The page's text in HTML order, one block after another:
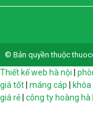
© Bản quyền thuộc
Thiết kế web hà nội
giá tốt máng cáp
giá rẻ công ty hoàng hà